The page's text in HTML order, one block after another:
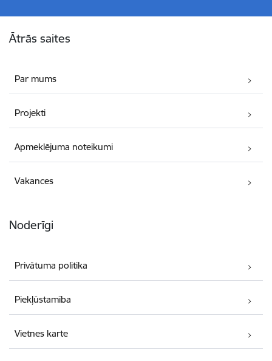
Ātrās saites
Par mums
Projekti
Apmeklējuma noteikumi
Vakances
Noderīgi
Privātuma politika
Piekļūstamība
Vietnes karte